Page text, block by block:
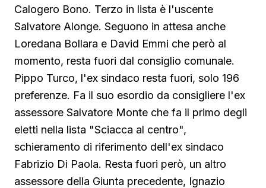
Calogero Bono. Terzo in lista è l'uscente
Salvatore Alonge. Seguono in attesa anche
Loredana Bollara e David Emmi che però al
momento, resta fuori dal consiglio comunale.
Pippo Turco, l'ex sindaco resta fuori, solo 196
preferenze. Fa il suo esordio da consigliere l'ex
assessore Salvatore Monte che fa il primo degli
eletti nella lista "Sciacca al centro",
schieramento di riferimento dell'ex sindaco
Fabrizio Di Paola. Resta fuori però, un altro
assessore della Giunta precedente, Ignazio